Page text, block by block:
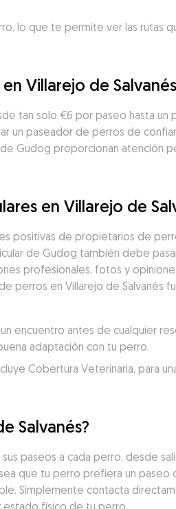
lo que te permite ver las rutas
Villarejo de
tan solo €6 por paseo hasta
un paseador de perros de
Gudog proporcionan atención
en Villarejo de
positivas de propietarios de
de Gudog también debe
profesionales, fotos y
perros en Villarejo de Salvanés
encuentro antes de cualquier
adaptación con tu perro.
Cobertura Veterinaria, para
Salvanés?
paseos a cada perro, desde
que tu perro prefiera un
Simplemente contacta
físico de tu perro.